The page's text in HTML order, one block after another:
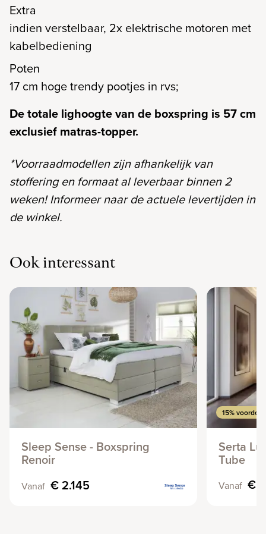
Extra
indien verstelbaar, 2x elektrische motoren met
kabelbediening
Poten
17 cm hoge trendy pootjes in rvs;
De totale lighoogte van de boxspring is 57 cm
exclusief matras-topper.
*Voorraadmodellen zijn afhankelijk van
stoffering en formaat al leverbaar binnen 2
weken! Informeer naar de actuele levertijden in
de winkel.
Ook interessant
Sleep Sense - Boxspring
Renoir
Vanaf € 2.145
15%
Serta
Tube
Vanaf €